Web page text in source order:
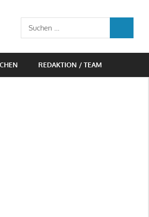
Suchen
nach:
REDAKTION / TEAM